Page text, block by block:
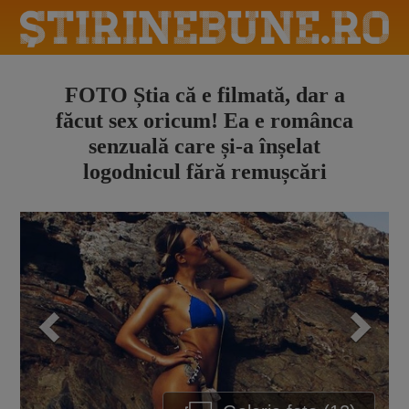
FOTO Știa că e filmată, dar a
făcut sex oricum! Ea e românca
senzuală care și-a înșelat
logodnicul fără remușcări